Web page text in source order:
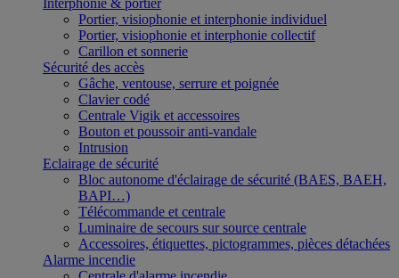
Interphonie & portier
Portier, visiophonie et interphonie individuel
Portier, visiophonie et interphonie collectif
Carillon et sonnerie
Sécurité des accès
Gâche, ventouse, serrure et poignée
Clavier codé
Centrale Vigik et accessoires
Bouton et poussoir anti-vandale
Intrusion
Eclairage de sécurité
Bloc autonome d'éclairage de sécurité (BAES, BAEH,
BAPI…)
Télécommande et centrale
Luminaire de secours sur source centrale
Accessoires, étiquettes, pictogrammes, pièces détachées
Alarme incendie